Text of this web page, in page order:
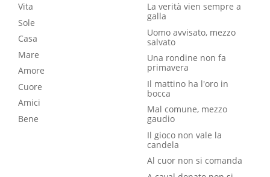
Vita
Sole
Casa
Mare
Amore
Cuore
Amici
Bene
La verità vien sempre a
galla
Uomo avvisato, mezzo
salvato
Una rondine non fa
primavera
Il mattino ha l'oro in
bocca
Mal comune, mezzo
gaudio
Il gioco non vale la
candela
Al cuor non si comanda